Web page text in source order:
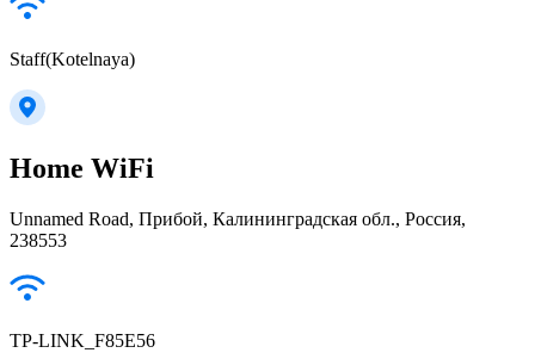
Staff(Kotelnaya)
Home WiFi
Unnamed Road, Прибой, Калининградская обл., Россия,
238553
TP-LINK_F85E56